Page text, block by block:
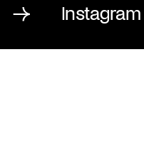
Instagram